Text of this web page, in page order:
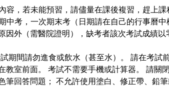
容，若未能預習，請儘量在課後複習，趕上課
中考，一次期末考（日期請在自己的行事曆
因外（需醫院證明），缺考者該次考試成績
期間請勿進食或飲水（甚至水）。 請在考試
教室前面。 考試不需要手機或計算器。 請關
筆回答問題； 不允許使用塗白、修正帶、鉛